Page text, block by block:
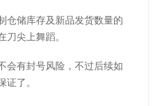
仓储库存及新品发货数量的
刀尖上舞蹈。
会有封号风险，不过后续如
证了。